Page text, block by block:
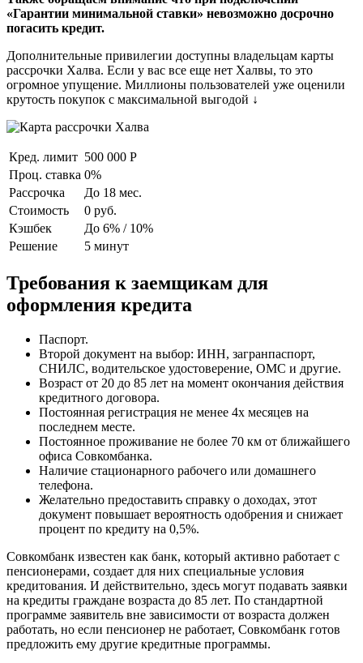
«Гарантии минимальной ставки» невозможно досрочно
погасить кредит.
Дополнительные привилегии доступны владельцам карты
рассрочки Халва. Если у вас все еще нет Халвы, то это
огромное упущение. Миллионы пользователей уже оценили
крутость покупок с максимальной выгодой ↓
Кред. лимит 500 000 Р
Проц. ставка 0%
Рассрочка
До 18 мес.
Стоимость
0 руб.
Кэшбек
До 6% / 10%
Решение
5 минут
Требования к заемщикам для
оформления кредита
Паспорт.
Второй документ на выбор: ИНН, загранпаспорт,
СНИЛС, водительское удостоверение, ОМС и другие.
Возраст от 20 до 85 лет на момент окончания действия
кредитного договора.
Постоянная регистрация не менее 4х месяцев на
последнем месте.
Постоянное проживание не более 70 км от ближайшего
офиса Совкомбанка.
Наличие стационарного рабочего или домашнего
телефона.
Желательно предоставить справку о доходах, этот
документ повышает вероятность одобрения и снижает
процент по кредиту на 0,5%.
Совкомбанк известен как банк, который активно работает с
пенсионерами, создает для них специальные условия
кредитования. И действительно, здесь могут подавать заявки
на кредиты граждане возраста до 85 лет. По стандартной
программе заявитель вне зависимости от возраста должен
работать, но если пенсионер не работает, Совкомбанк готов
предложить ему другие кредитные программы.